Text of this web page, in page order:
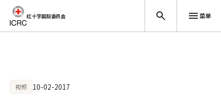
红十字国际委员会 菜单
视频 10-02-2017